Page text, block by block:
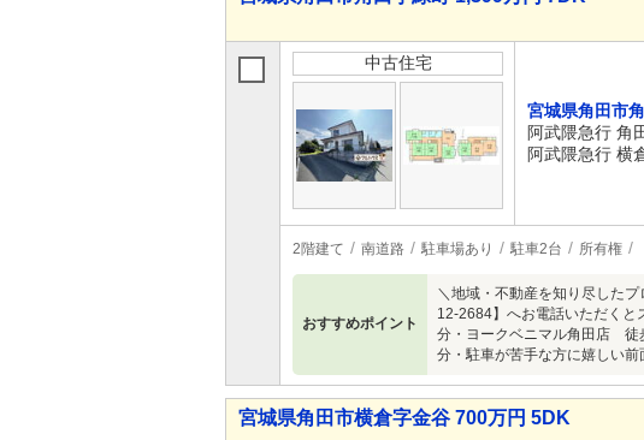
中古住宅
宮城県角田市
阿武隈急行 角
阿武隈急行 横
2階建て 南道路 駐車場あり 駐車2台 所有権
おすすめポイント
＼地域・不動産を知り尽した
12-2684】へお電話いただく
分・ヨークベニマル角田店
分・駐車が苦手な方に嬉しい
宮城県角田市横倉字金谷 700万円 5DK